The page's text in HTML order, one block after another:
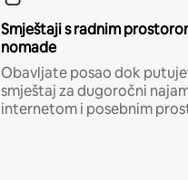
Smještaji s radnim
nomade
Obavljate posao dok
smještaj za dugoročni
internetom i posebnim